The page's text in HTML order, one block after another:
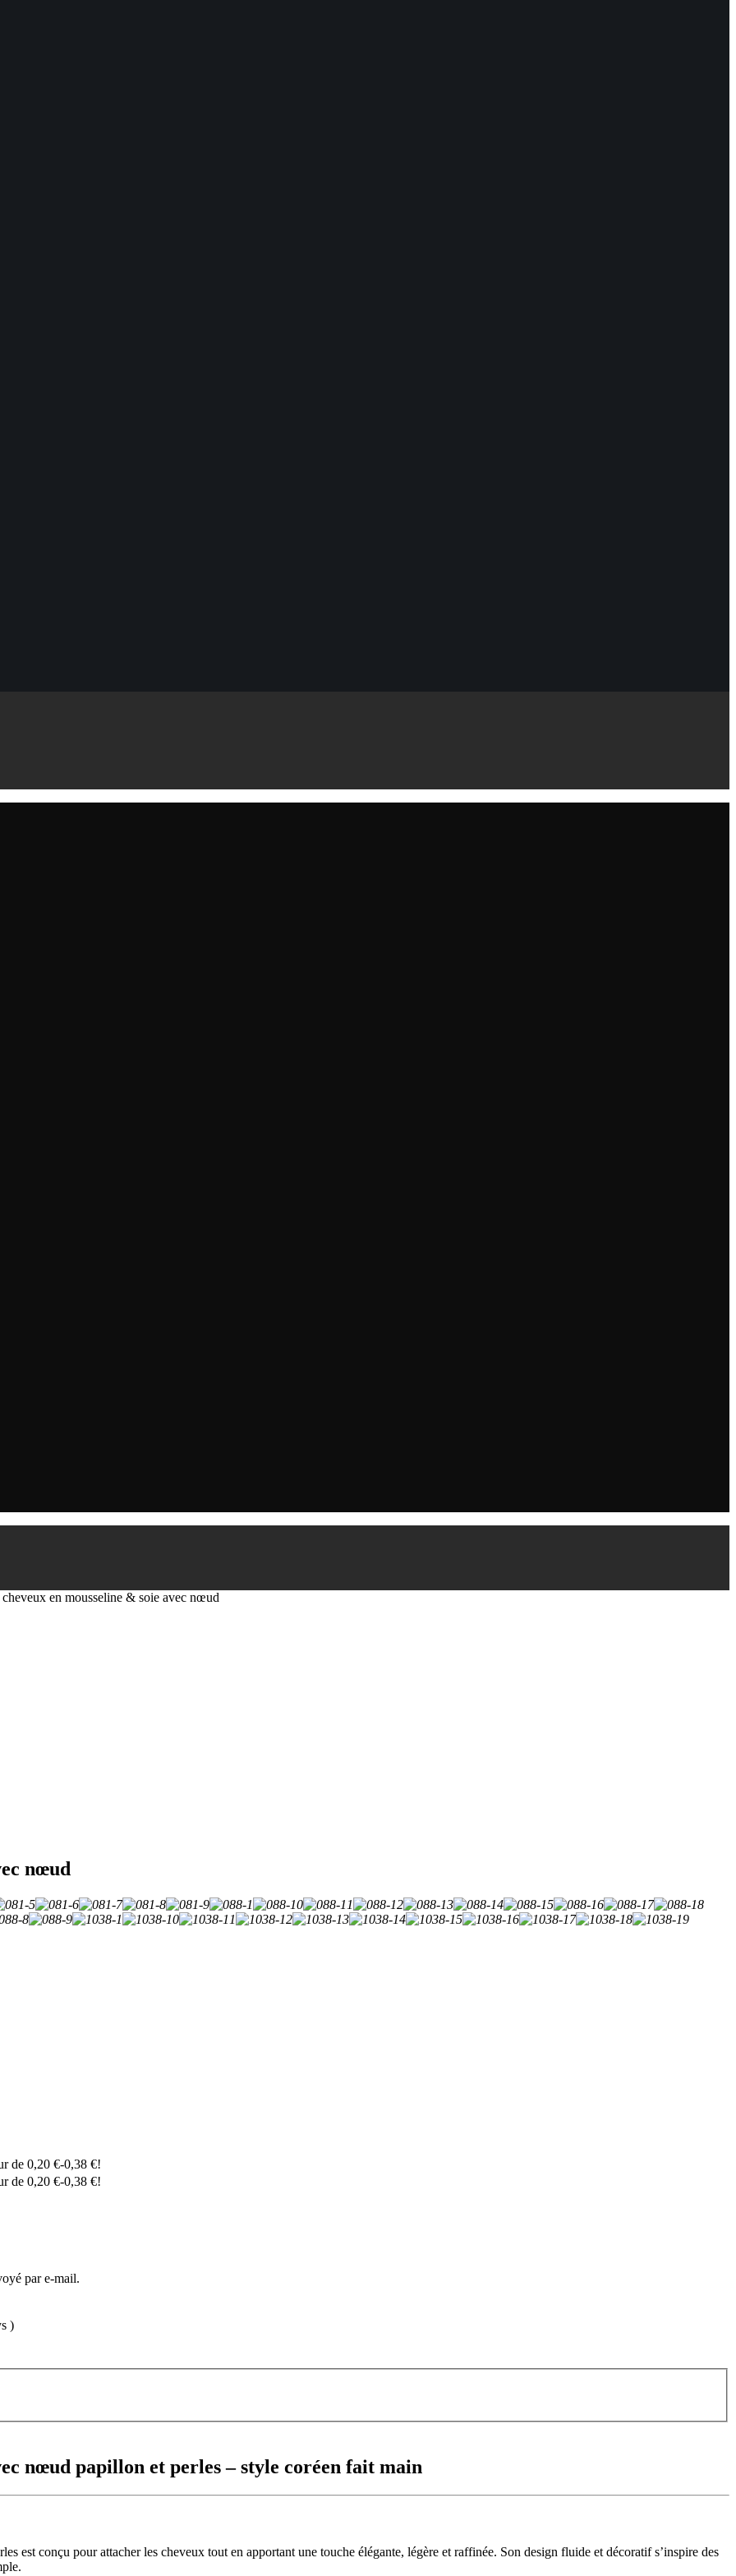
en mousseline & soie avec nœud
nœud
de 0,20 €-0,38 €!
de 0,20 €-0,38 €!
par e-mail.
)
nœud papillon et perles – style coréen fait main
est conçu pour attacher les cheveux tout en apportant une touche élégante, légère et raffinée. Son design fluide et décoratif s’inspire des